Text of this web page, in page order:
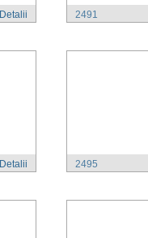
Detalii 2491
Detalii 2495